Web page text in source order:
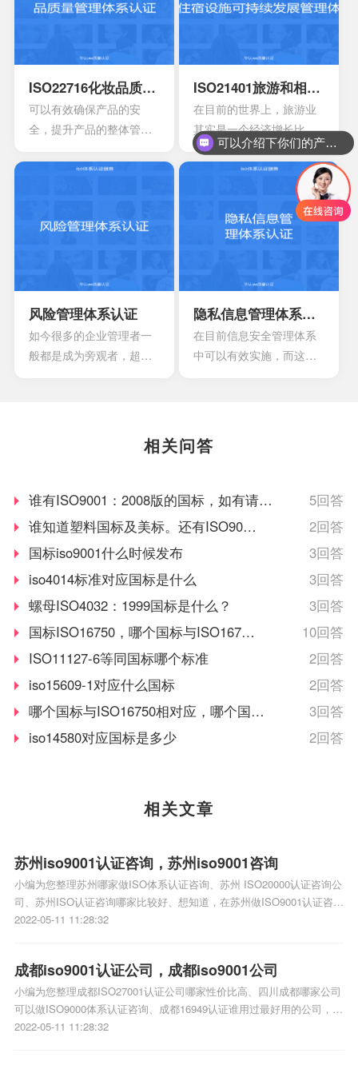
味着拥有着较好的教育水
平。
ISO22716化妆品质量管理体系认证
可以有效确保产品的安
全，提升产品的整体管理
者所造成的死亡风险以及
同时还可以有效消除危险
本，同时还可以控制国际
认可，达到有效增强产品
竞争力的作用。
ISO21401旅游和相关服务住宿设施可持续发展管理体系
在目前的世界上，旅游业
其实是一个经济增长比较
快的一大行业，基本上每
年都会有数10亿的人出
游，估计在进入到2030年
时，这个数字每年都会增
长3.3%左右。在目前的旅
也具有着比较巨大的持续
性影响。
风险管理体系认证
如今很多的企业管理者一
般都是成为旁观者，超越
系，其中会包含非风险的
管理，还有风险本身的管
隐私信息管理体系认证
在目前信息安全管理体系
中可以有效实施，而这项
续性的改进隐私信息管理
的体系。
相关问答
谁有ISO9001：2008版的国标，如有请发
616727058@qq.com
5回答
谁知道塑料国标及美标。还有ISO9001
标准
2回答
国标iso9001什么时候发布
3回答
iso4014标准对应国标是什么
3回答
螺母ISO4032：1999国标是什么？
3回答
国标ISO16750，哪个国标与ISO16750
相对应
10回答
ISO11127-6等同国标哪个标准
2回答
iso15609-1对应什么国标
2回答
哪个国标与ISO16750相对应，哪个国标
与ISO16750相对应
3回答
iso14580对应国标是多少
2回答
相关文章
苏州iso9001认证咨询，苏州iso9001咨询
小编为您整理苏州哪家做ISO体系认证咨询、苏州 ISO20000认证咨询公
司、苏州ISO认证咨询哪家比较好、想知道，在苏州做ISO9001认证咨询
的咨询公司哪一家比较好、苏州有没有能一次性通过ISO9001认证咨询
2022-05-11 11:28:32
成都iso9001认证公司，成都iso9001公司
小编为您整理成都ISO27001认证公司哪家性价比高、四川成都哪家公司
可以做ISO9000体系认证咨询、成都16949认证谁用过最好用的公司，可
以分享下吗、在辽宁能做iso9001体系认证的公司都有哪些好公司啊、成
2022-05-11 11:28:32
可以介绍下你们的产品么？